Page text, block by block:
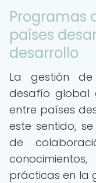
Programas
países
desarrollo
La gestión
desafío global
entre países
este sentido,
de
prácticas en la